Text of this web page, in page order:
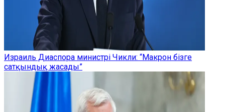
Израиль Диаспора министрі Чикли: “Макрон бізге
сатқындық жасады”